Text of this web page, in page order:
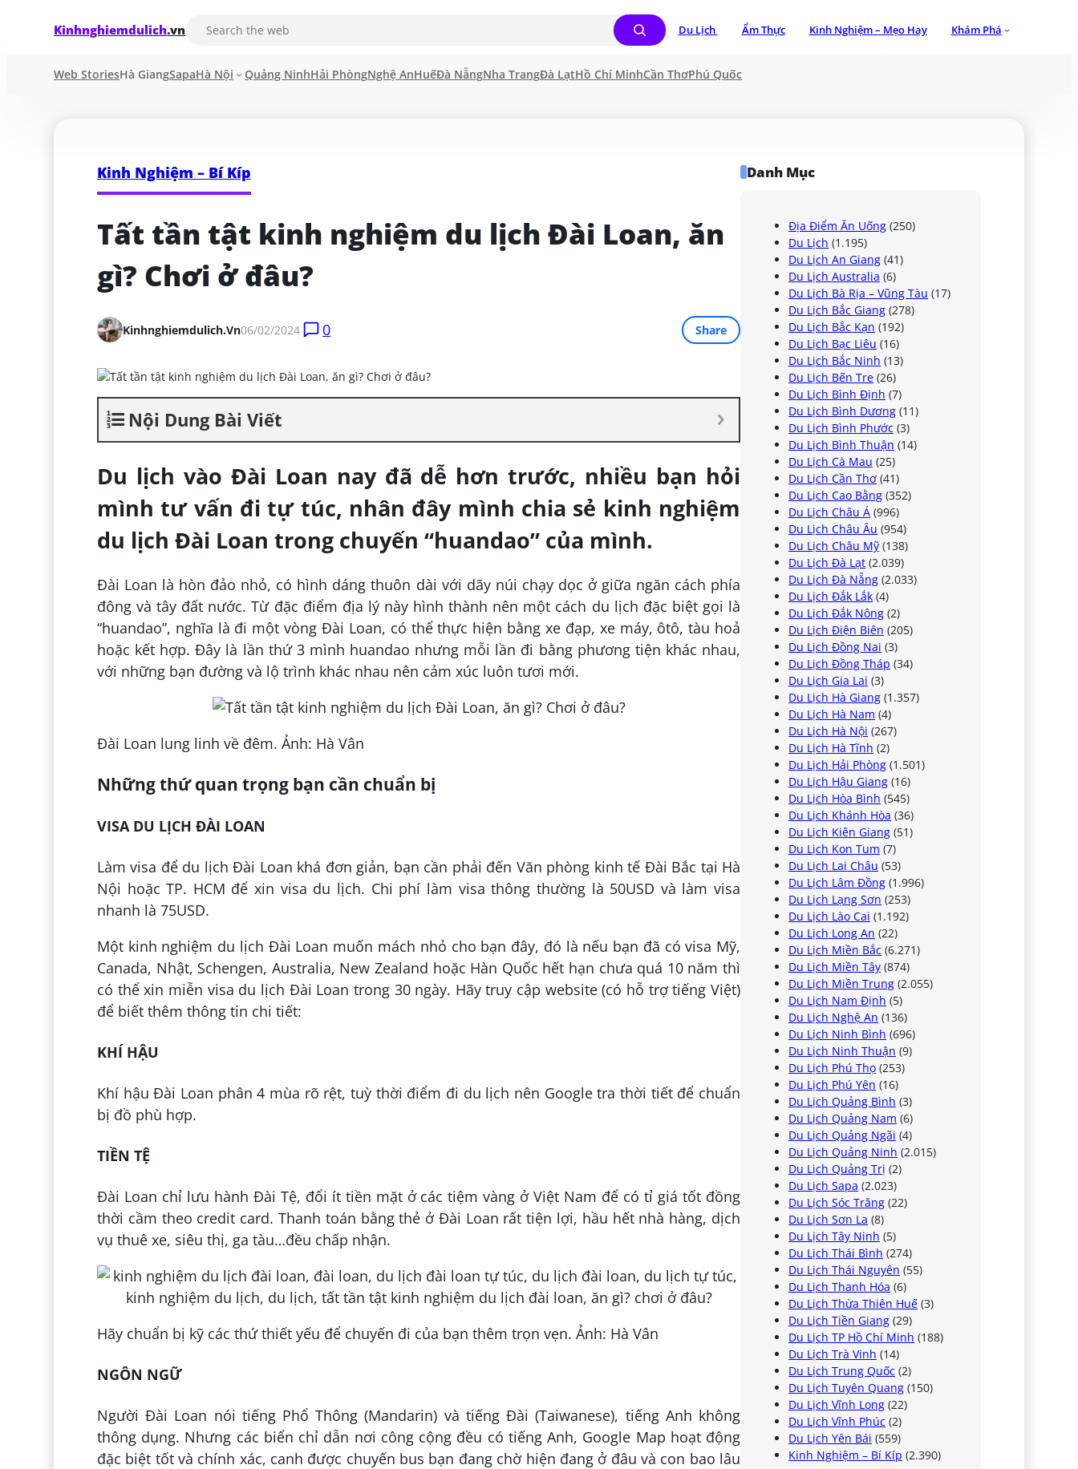
Kinhnghiemdulich.vn Du Lịch Ẩm Thực Kinh Nghiệm – Mẹo Hay Khám Phá
Web StoriesHà GiangSapaHà Nội Quảng NinhHải PhòngNghệ AnHuếĐà NẵngNha TrangĐà LạtHồ Chí MinhCần ThơPhú Quốc
Kinh Nghiệm – Bí Kíp
Tất tần tật kinh nghiệm du lịch Đài Loan, ăn
gì? Chơi ở đâu?
Kinhnghiemdulich.vn06/02/2024 0 Share
Nội Dung Bài Viết
Du lịch vào Đài Loan nay đã dễ hơn trước, nhiều bạn hỏi
mình tư vấn đi tự túc, nhân đây mình chia sẻ kinh nghiệm
du lịch Đài Loan trong chuyến “huandao” của mình.
Đài Loan là hòn đảo nhỏ, có hình dáng thuôn dài với dãy núi chạy dọc ở giữa ngăn cách phía
đông và tây đất nước. Từ đặc điểm địa lý này hình thành nên một cách du lịch đặc biệt gọi là
“huandao”, nghĩa là đi một vòng Đài Loan, có thể thực hiện bằng xe đạp, xe máy, ôtô, tàu hoả
hoặc kết hợp. Đây là lần thứ 3 mình huandao nhưng mỗi lần đi bằng phương tiện khác nhau,
với những bạn đường và lộ trình khác nhau nên cảm xúc luôn tươi mới.
Đài Loan lung linh về đêm. Ảnh: Hà Vân
Những thứ quan trọng bạn cần chuẩn bị
VISA DU LỊCH ĐÀI LOAN
Làm visa để du lịch Đài Loan khá đơn giản, bạn cần phải đến Văn phòng kinh tế Đài Bắc tại Hà
Nội hoặc TP. HCM để xin visa du lịch. Chi phí làm visa thông thường là 50USD và làm visa
nhanh là 75USD.
Một kinh nghiệm du lịch Đài Loan muốn mách nhỏ cho bạn đây, đó là nếu bạn đã có visa Mỹ,
Canada, Nhật, Schengen, Australia, New Zealand hoặc Hàn Quốc hết hạn chưa quá 10 năm thì
có thể xin miễn visa du lịch Đài Loan trong 30 ngày. Hãy truy cập website (có hỗ trợ tiếng Việt)
để biết thêm thông tin chi tiết:
KHÍ HẬU
Khí hậu Đài Loan phân 4 mùa rõ rệt, tuỳ thời điểm đi du lịch nên Google tra thời tiết để chuẩn
bị đồ phù hợp.
TIỀN TỆ
Đài Loan chỉ lưu hành Đài Tệ, đổi ít tiền mặt ở các tiệm vàng ở Việt Nam để có tỉ giá tốt đồng
thời cầm theo credit card. Thanh toán bằng thẻ ở Đài Loan rất tiện lợi, hầu hết nhà hàng, dịch
vụ thuê xe, siêu thị, ga tàu…đều chấp nhận.
Hãy chuẩn bị kỹ các thứ thiết yếu để chuyến đi của bạn thêm trọn vẹn. Ảnh: Hà Vân
NGÔN NGỮ
Người Đài Loan nói tiếng Phổ Thông (Mandarin) và tiếng Đài (Taiwanese), tiếng Anh không
thông dụng. Nhưng các biển chỉ dẫn nơi công cộng đều có tiếng Anh, Google Map hoạt động
đặc biệt tốt và chính xác, canh được chuyến bus bạn đang chờ hiện đang ở đâu và con bao lâu
Danh Mục
Địa Điểm Ăn Uống (250)
Du Lịch (1.195)
Du Lịch An Giang (41)
Du Lịch Australia (6)
Du Lịch Bà Rịa – Vũng Tàu (17)
Du Lịch Bắc Giang (278)
Du Lịch Bắc Kạn (192)
Du Lịch Bạc Liêu (16)
Du Lịch Bắc Ninh (13)
Du Lịch Bến Tre (26)
Du Lịch Bình Định (7)
Du Lịch Bình Dương (11)
Du Lịch Bình Phước (3)
Du Lịch Bình Thuận (14)
Du Lịch Cà Mau (25)
Du Lịch Cần Thơ (41)
Du Lịch Cao Bằng (352)
Du Lịch Châu Á (996)
Du Lịch Châu Âu (954)
Du Lịch Châu Mỹ (138)
Du Lịch Đà Lạt (2.039)
Du Lịch Đà Nẵng (2.033)
Du Lịch Đắk Lắk (4)
Du Lịch Đắk Nông (2)
Du Lịch Điện Biên (205)
Du Lịch Đồng Nai (3)
Du Lịch Đồng Tháp (34)
Du Lịch Gia Lai (3)
Du Lịch Hà Giang (1.357)
Du Lịch Hà Nam (4)
Du Lịch Hà Nội (267)
Du Lịch Hà Tĩnh (2)
Du Lịch Hải Phòng (1.501)
Du Lịch Hậu Giang (16)
Du Lịch Hòa Bình (545)
Du Lịch Khánh Hòa (36)
Du Lịch Kiên Giang (51)
Du Lịch Kon Tum (7)
Du Lịch Lai Châu (53)
Du Lịch Lâm Đồng (1.996)
Du Lịch Lạng Sơn (253)
Du Lịch Lào Cai (1.192)
Du Lịch Long An (22)
Du Lịch Miền Bắc (6.271)
Du Lịch Miền Tây (874)
Du Lịch Miền Trung (2.055)
Du Lịch Nam Định (5)
Du Lịch Nghệ An (136)
Du Lịch Ninh Bình (696)
Du Lịch Ninh Thuận (9)
Du Lịch Phú Thọ (253)
Du Lịch Phú Yên (16)
Du Lịch Quảng Bình (3)
Du Lịch Quảng Nam (6)
Du Lịch Quảng Ngãi (4)
Du Lịch Quảng Ninh (2.015)
Du Lịch Quảng Trị (2)
Du Lịch Sapa (2.023)
Du Lịch Sóc Trăng (22)
Du Lịch Sơn La (8)
Du Lịch Tây Ninh (5)
Du Lịch Thái Bình (274)
Du Lịch Thái Nguyên (55)
Du Lịch Thanh Hóa (6)
Du Lịch Thừa Thiên Huế (3)
Du Lịch Tiền Giang (29)
Du Lịch TP Hồ Chí Minh (188)
Du Lịch Trà Vinh (14)
Du Lịch Trung Quốc (2)
Du Lịch Tuyên Quang (150)
Du Lịch Vĩnh Long (22)
Du Lịch Vĩnh Phúc (2)
Du Lịch Yên Bái (559)
Kinh Nghiệm – Bí Kíp (2.390)